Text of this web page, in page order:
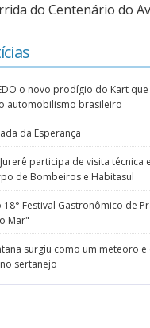
do Centenário do
o novo prodígio do Kart
automobilismo brasileiro
da Esperança
Jurerê participa de visita técnica
de Bombeiros e Habitasul
18° Festival Gastronômico de
Mar"
surgiu como um meteoro
sertanejo